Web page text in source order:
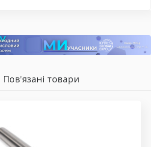
Пов'язані товари